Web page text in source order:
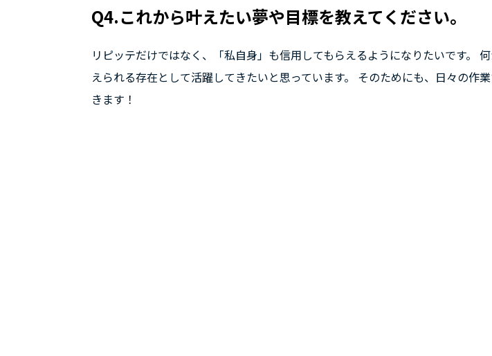
Q4.これから叶えたい夢や目標を教えてください。
リピッテだけではなく、「私自身」も信用してもらえるようになりたいです。
えられる存在として活躍してきたいと思っています。 そのためにも、日々の作
きます！